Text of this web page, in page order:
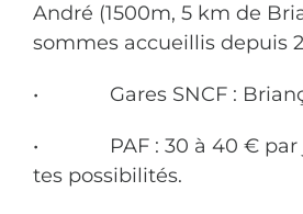
André (1500m, 5 km de
sommes accueillis depuis
• Gares SNCF :
• PAF : 30 à 40 € par
tes possibilités.